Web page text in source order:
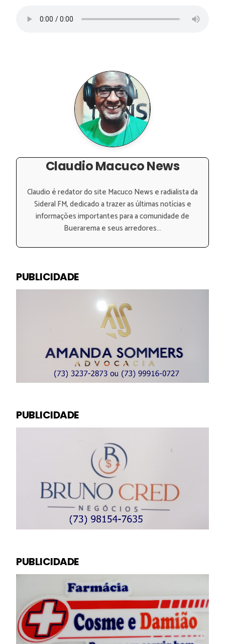
Claudio Macuco News
Claudio é redator do site Macuco News e radialista da
Sideral FM, dedicado a trazer as últimas notícias e
informações importantes para a comunidade de
Buerarema e seus arredores...
PUBLICIDADE
PUBLICIDADE
PUBLICIDADE